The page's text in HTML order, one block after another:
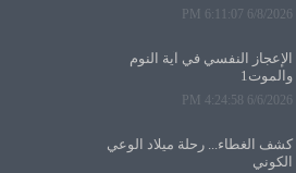
6/8/2026 6:11:07 PM
الإعجاز النفسي في آية النوم
والموت1
6/6/2026 4:24:58 PM
كشف الغطاء... رحلة ميلاد الوعي
الكوني